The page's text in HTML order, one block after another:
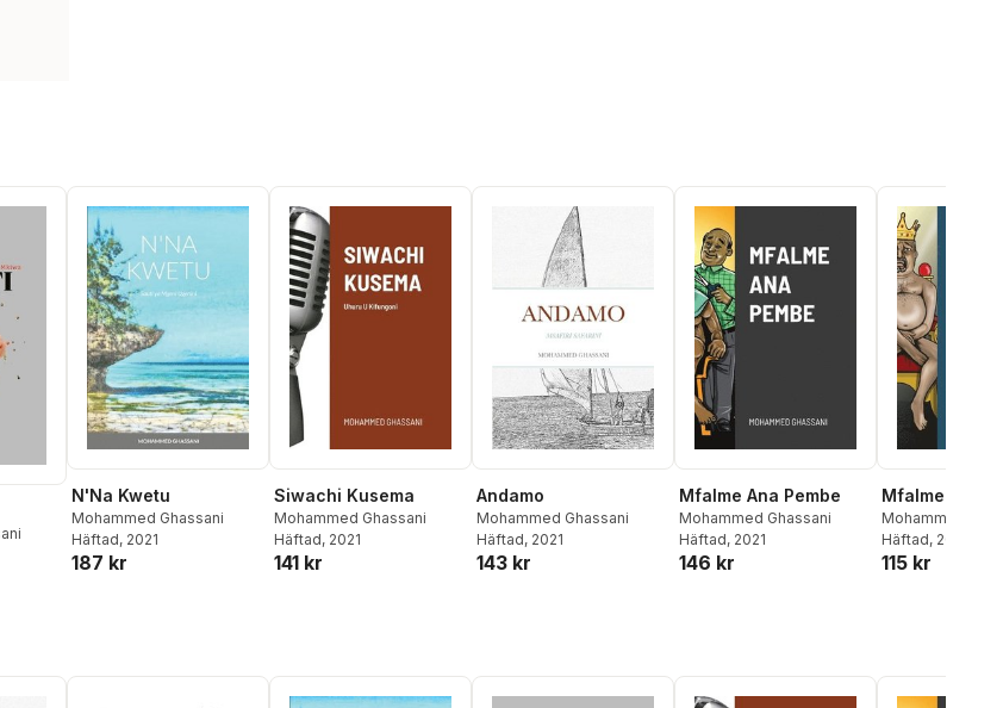
N'Na Kwetu
Mohammed Ghassani
Häftad, 2021
187 kr
Siwachi Kusema
Mohammed Ghassani
Häftad, 2021
141 kr
Andamo
Mohammed Ghassani
Häftad, 2021
143 kr
Mfalme Ana Pembe
Mohammed Ghassani
Häftad, 2021
146 kr
Mfalme Yuko
Mohammed
Häftad, 2021
115 kr